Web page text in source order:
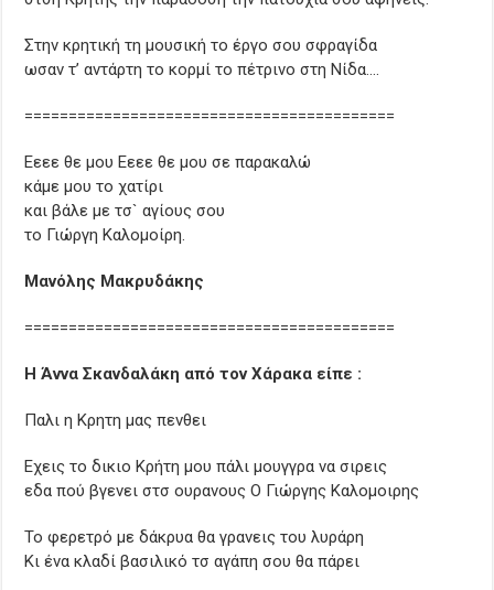
Στην κρητική τη μουσική το έργο σου σφραγίδα
ωσαν τ’ αντάρτη το κορμί το πέτρινο στη Νίδα….
==========================================
Εεεε θε μου Εεεε θε μου σε παρακαλώ
κάμε μου το χατίρι
και βάλε με τσ` αγίους σου
το Γιώργη Καλομοίρη.
Μανόλης Μακρυδάκης
==========================================
Η Άννα Σκανδαλάκη από τον Χάρακα είπε :
Παλι η Κρητη μας πενθει
Εχεις το δικιο Κρήτη μου πάλι μουγγρα να σιρεις
εδα πού βγενει στσ ουρανους Ο Γιώργης Καλομοιρης
Το φερετρό με δάκρυα θα γρανεις του λυράρη
Κι ένα κλαδί βασιλικό τσ αγάπη σου θα πάρει